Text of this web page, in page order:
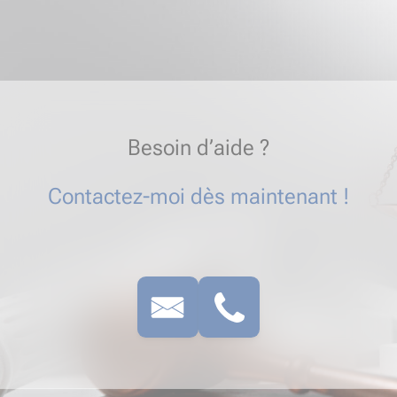
Besoin d’aide ?
Contactez-moi dès maintenant !